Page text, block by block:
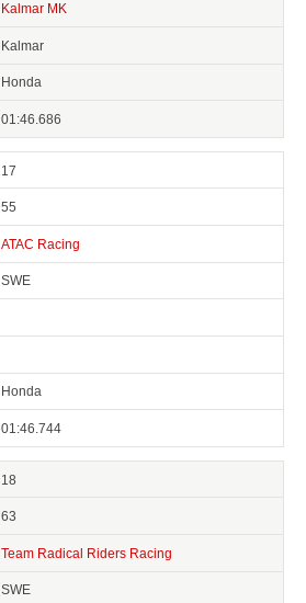
Kalmar MK
Kalmar
Honda
01:46.686
17
55
ATAC Racing
SWE
Honda
01:46.744
18
63
Team Radical Riders Racing
SWE